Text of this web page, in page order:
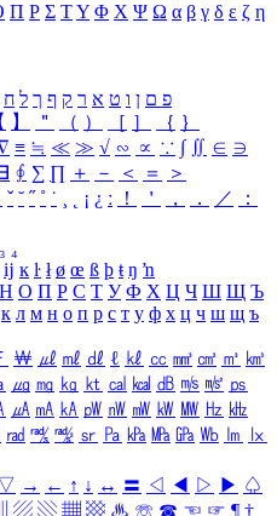
Π Ρ Σ ΤΥ Φ Χ Ψ Ω α β γ δ ε ζ η
פ ם ן ו ט א ר ק ף ך ל ח
】 ＂ （ ） ［ ］ ｛ ｝
≡ ≒ ≪ ≫ √ ∽ ∝ ∵ ∫ ∬ ∈ ∋
∮ ∑ ∏ ＋ － ＜ ＝
＞
ˇ ˘ ˝ ˚ ˙ ¸ ¡ ¿ ː ！ ＇ ， ． ／
：
₃ ₄
ĳ ĸ ŀ ł ø œ ß þ ŧ ŋ ŉ
Н О П Р С Т У Ф Х Ц Ч Ш Щ Ъ
к л м н о п р с т у ф х ц ч ш щ ъ
￦ ㎕ ㎖ ㎗ ℓ ㎘ ㏄ ㎣ ㎤ ㎥ ㎦
㎍ ㎎ ㎏ ㏏ ㎈ ㎉ ㏈ ㎧ ㎨ ㎰
㎂ ㎃ ㎄ ㎺ ㎻ ㎽ ㎾ ㎿ ㎐ ㎑
㎭ ㎮ ㎯ ㏛ ㎩ ㎪ ㎫ ㎬ ㏝ ㏐
㏓
▽ → ← ↑ ↓ ↔ 〓 ◁ ◀ ▷ ▶ ♤
▨ ▧ ▦ ▩ ♨ ☏ ☎ ☜ ☞ ¶ †